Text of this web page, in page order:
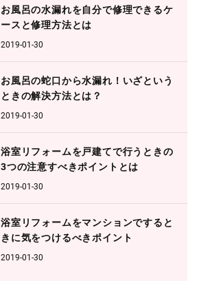
お風呂の水漏れを自分で修理できるケ
ースと修理方法とは
2019-01-30
お風呂の蛇口から水漏れ！いざという
ときの解決方法とは？
2019-01-30
浴室リフォームを戸建てで行うときの
3つの注意すべきポイントとは
2019-01-30
浴室リフォームをマンションですると
きに気をつけるべきポイント
2019-01-30